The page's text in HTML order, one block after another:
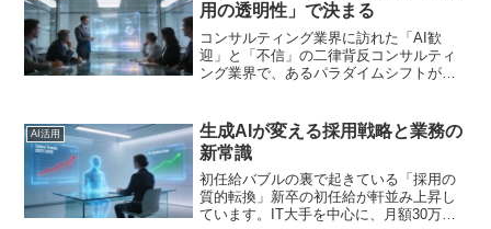
用の透明性」で決まる
コンサルティング業界に訪れた「AI歓
迎」と「不信」の二律背反コンサルティ
ング業界で、あるパラダイムシフトが静
の実に67%がコンサルティングファーム
のAI活用を「大歓迎」...
AI活用
生成AIが変える採用戦略と業務の
新常識
初任給バブルの裏で起きている「採用の
質的転換」新卒の初任給が軒並み上昇し
ています。IT大手を中心に、月額30万円